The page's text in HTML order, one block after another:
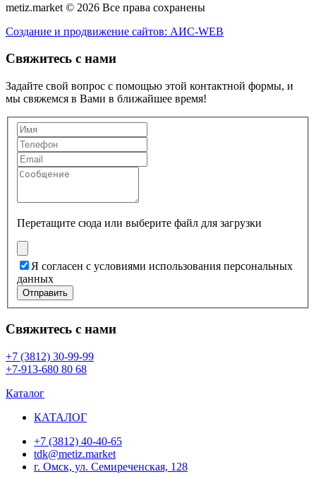
metiz.market © 2026 Все права сохранены
Создание и продвижение сайтов: АИС-WEB
Свяжитесь с нами
Задайте свой вопрос с помощью этой контактной формы, и
мы свяжемся в Вами в ближайшее время!
Перетащите сюда или выберите файл для загрузки
Я согласен с условиями использования персональных
данных
Отправить
Свяжитесь с нами
+7 (3812) 30-99-99
+7-913-680 80 68
Каталог
КАТАЛОГ
+7 (3812) 40-40-65
tdk@metiz.market
г. Омск, ул. Семиреченская, 128